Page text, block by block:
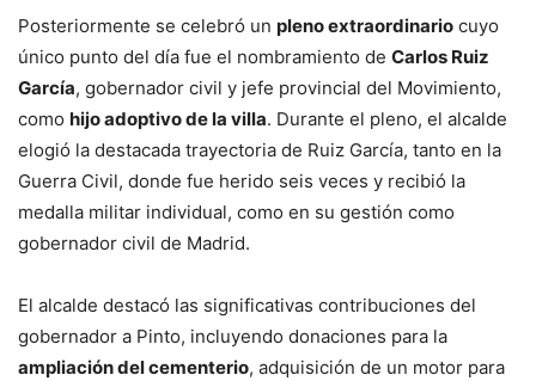
Posteriormente se celebró un pleno extraordinario cuyo
único punto del día fue el nombramiento de Carlos Ruiz
García, gobernador civil y jefe provincial del Movimiento,
como hijo adoptivo de la villa. Durante el pleno, el alcalde
elogió la destacada trayectoria de Ruiz García, tanto en la
Guerra Civil, donde fue herido seis veces y recibió la
medalla militar individual, como en su gestión como
gobernador civil de Madrid.
El alcalde destacó las significativas contribuciones del
gobernador a Pinto, incluyendo donaciones para la
ampliación del cementerio, adquisición de un motor para